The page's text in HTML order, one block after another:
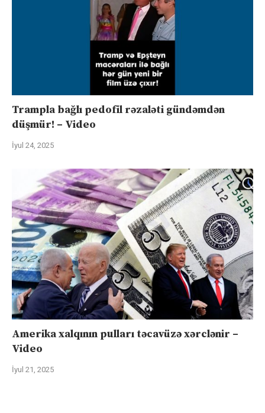
Trampla bağlı pedofil rəzaləti gündəmdən
düşmür! – Video
İyul 24, 2025
Amerika xalqının pulları təcavüzə xərclənir –
Video
İyul 21, 2025